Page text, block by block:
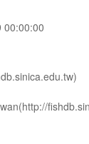
00:00:00